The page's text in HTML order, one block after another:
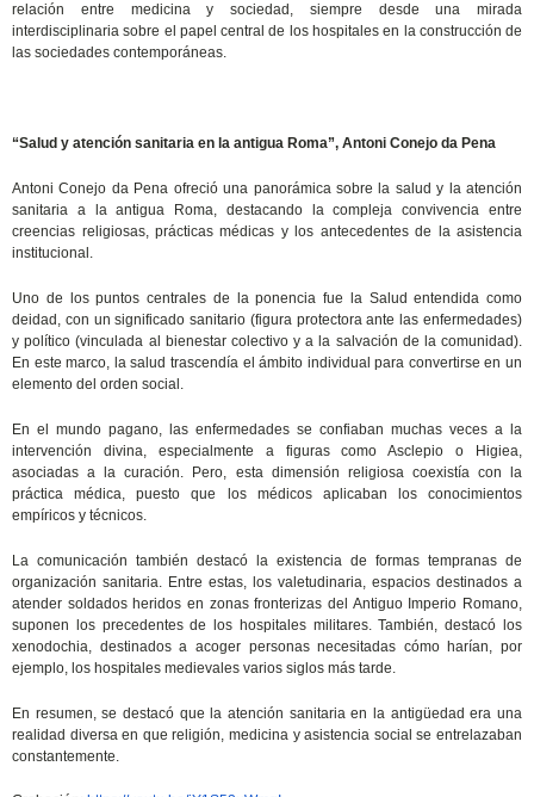
relación entre medicina y sociedad, siempre desde una mirada
interdisciplinaria sobre el papel central de los hospitales en la construcción de
las sociedades contemporáneas.
“Salud y atención sanitaria en la antigua Roma”, Antoni Conejo da Pena
Antoni Conejo da Pena ofreció una panorámica sobre la salud y la atención
sanitaria a la antigua Roma, destacando la compleja convivencia entre
creencias religiosas, prácticas médicas y los antecedentes de la asistencia
institucional.
Uno de los puntos centrales de la ponencia fue la Salud entendida como
deidad, con un significado sanitario (figura protectora ante las enfermedades)
y político (vinculada al bienestar colectivo y a la salvación de la comunidad).
En este marco, la salud trascendía el ámbito individual para convertirse en un
elemento del orden social.
En el mundo pagano, las enfermedades se confiaban muchas veces a la
intervención divina, especialmente a figuras como Asclepio o Higiea,
asociadas a la curación. Pero, esta dimensión religiosa coexistía con la
práctica médica, puesto que los médicos aplicaban los conocimientos
empíricos y técnicos.
La comunicación también destacó la existencia de formas tempranas de
organización sanitaria. Entre estas, los valetudinaria, espacios destinados a
atender soldados heridos en zonas fronterizas del Antiguo Imperio Romano,
suponen los precedentes de los hospitales militares. También, destacó los
xenodochia, destinados a acoger personas necesitadas cómo harían, por
ejemplo, los hospitales medievales varios siglos más tarde.
En resumen, se destacó que la atención sanitaria en la antigüedad era una
realidad diversa en que religión, medicina y asistencia social se entrelazaban
constantemente.